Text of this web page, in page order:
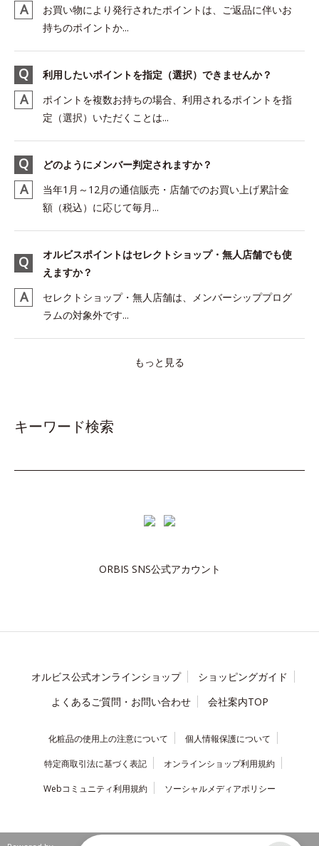
お買い物により発行されたポイントは、ご返品に伴いお
持ちのポイントか...
利用したいポイントを指定（選択）できませんか？
ポイントを複数お持ちの場合、利用されるポイントを指
定（選択）いただくことは...
どのようにメンバー判定されますか？
当年1月～12月の通信販売・店舗でのお買い上げ累計金
額（税込）に応じて毎月...
オルビスポイントはセレクトショップ・無人店舗でも使
えますか？
セレクトショップ・無人店舗は、メンバーシッププログ
ラムの対象外です...
もっと見る
キーワード検索
ORBIS SNS公式アカウント
オルビス公式オンラインショップ
ショッピングガイド
よくあるご質問・お問い合わせ
会社案内TOP
化粧品の使用上の注意について 個人情報保護について
特定商取引法に基づく表記 オンラインショップ利用規約
Webコミュニティ利用規約 ソーシャルメディアポリシー